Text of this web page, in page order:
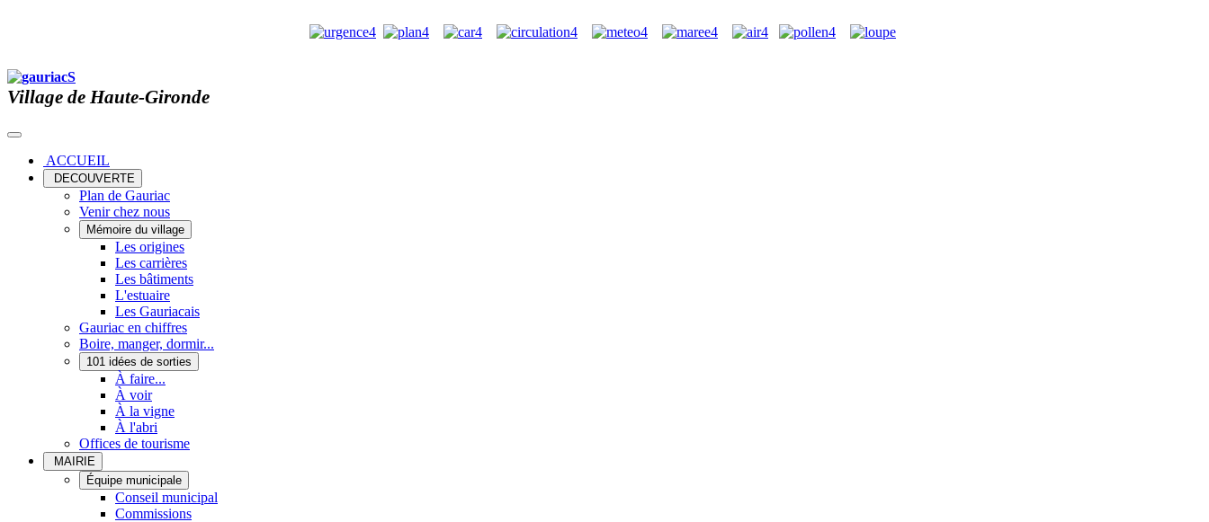
Village de Haute-Gironde
ACCUEIL
DECOUVERTE
Plan de Gauriac
Venir chez nous
Mémoire du village
Les origines
Les carrières
Les bâtiments
L'estuaire
Les Gauriacais
Gauriac en chiffres
Boire, manger, dormir...
101 idées de sorties
À faire...
À voir
À la vigne
À l'abri
Offices de tourisme
MAIRIE
Équipe municipale
Conseil municipal
Commissions